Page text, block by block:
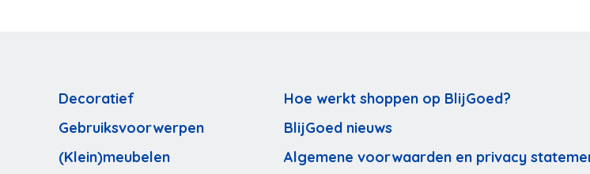
Decoratief
Gebruiksvoorwerpen
(Klein)meubelen
Hoe werkt shoppen op BlijGoed?
BlijGoed nieuws
Algemene voorwaarden en privacy